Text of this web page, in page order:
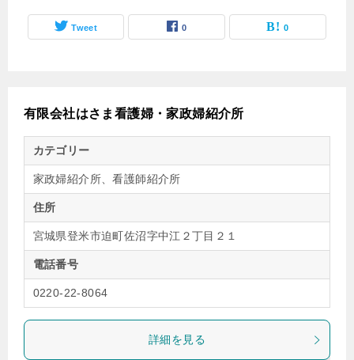
Tweet 0 0
有限会社はさま看護婦・家政婦紹介所
カテゴリー
家政婦紹介所、看護師紹介所
住所
宮城県登米市迫町佐沼字中江２丁目２１
電話番号
0220-22-8064
詳細を見る